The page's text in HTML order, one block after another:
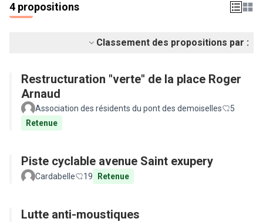
4 propositions
Classement des propositions par :
Restructuration "verte" de la place Roger
Arnaud
Association des résidents du pont des demoiselles
5
Retenue
Piste cyclable avenue Saint exupery
Cardabelle 19 Retenue
Lutte anti-moustiques